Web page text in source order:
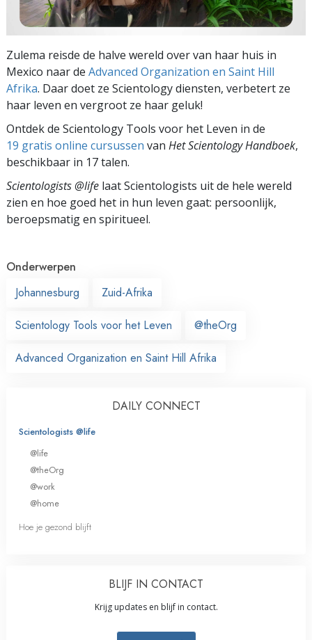
Zulema reisde de halve wereld over van haar huis in
Mexico naar de Advanced Organization en Saint Hill
Afrika. Daar doet ze Scientology diensten, verbetert ze
haar leven en vergroot ze haar geluk!
Ontdek de Scientology Tools voor het Leven in de
19 gratis online cursussen van Het Scientology Handboek,
beschikbaar in 17 talen.
Scientologists @life laat Scientologists uit de hele wereld
zien en hoe goed het in hun leven gaat: persoonlijk,
beroepsmatig en spiritueel.
Onderwerpen
Johannesburg
Zuid-Afrika
Scientology Tools voor het Leven @theOrg
Advanced Organization en Saint Hill Afrika
DAILY CONNECT
Scientologists @life
@life
@theOrg
@work
@home
Hoe je gezond blijft
BLIJF IN CONTACT
Krijg updates en blijf in contact.